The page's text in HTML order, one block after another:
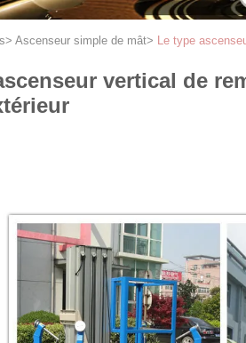
> Ascenseur simple de mât> Le type
vertical de